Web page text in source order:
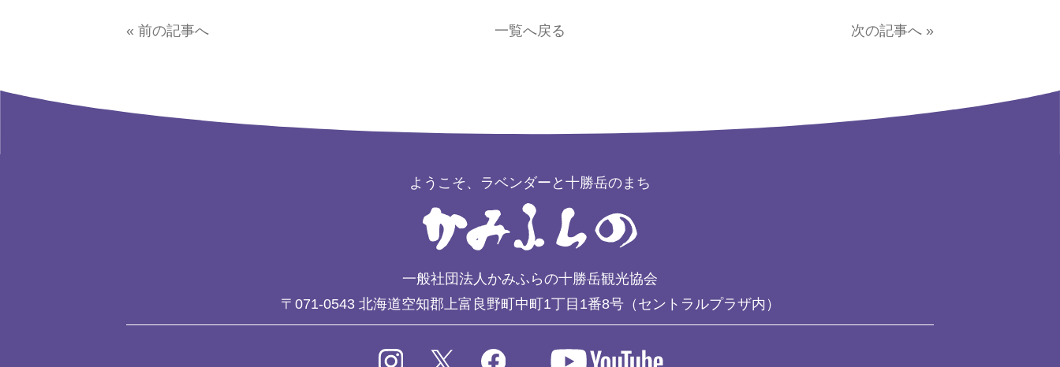
« 前の記事へ 一覧へ戻る 次の記事へ »
ようこそ、ラベンダーと十勝岳のまち
一般社団法人かみふらの十勝岳観光協会
〒071-0543 北海道空知郡上富良野町中町1丁目1番8号（セントラルプラザ内）